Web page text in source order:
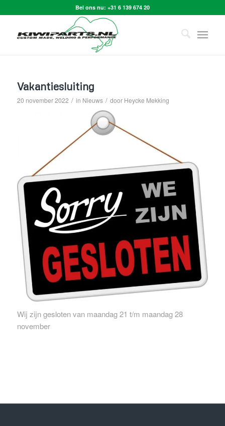
Bel ons nu: +31 6 139 674 20
Vakantiesluiting
20 november 2022 / in Nieuws / door Heycke Mekking
Wij zijn gesloten van maandag 21 t/m maandag 28
november